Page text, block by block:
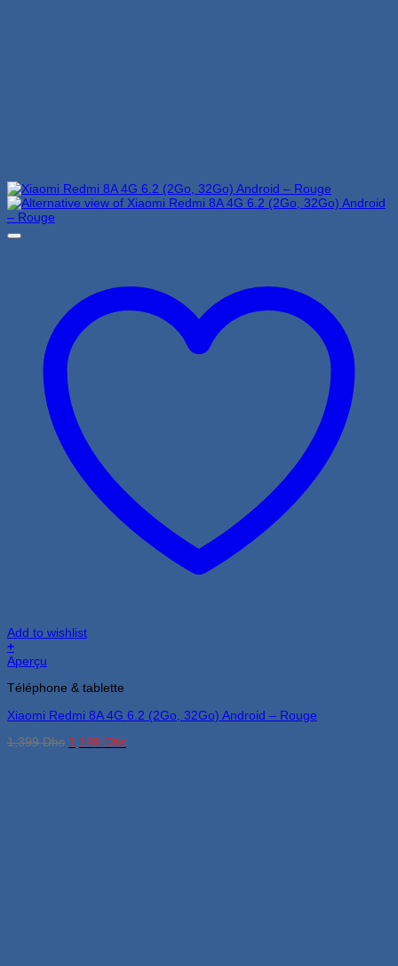
Add to wishlist
+
Aperçu
Téléphone & tablette
Xiaomi Redmi 8A 4G 6.2 (2Go, 32Go) Android – Rouge
1,399Dhs Le
1,199 DhsLe